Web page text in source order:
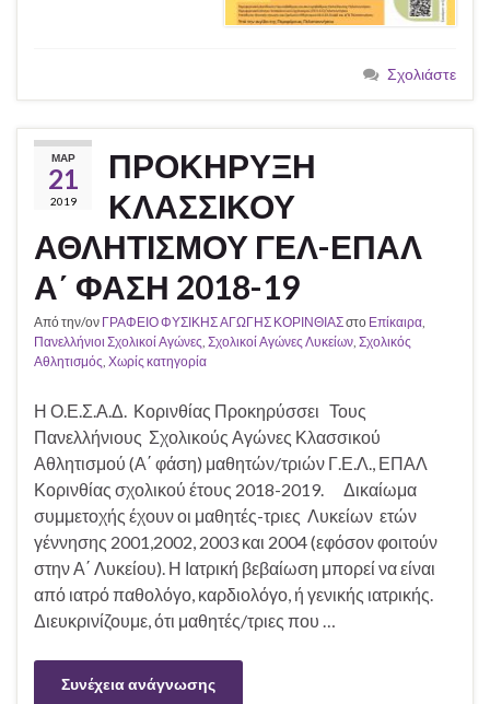
Σχολιάστε
ΜΑΡ
21
2019
ΠΡΟΚΗΡΥΞΗ
ΚΛΑΣΣΙΚΟΥ
ΑΘΛΗΤΙΣΜΟΥ ΓΕΛ-ΕΠΑΛ
Α΄ ΦΑΣΗ 2018-19
Από την/ον ΓΡΑΦΕΙΟ ΦΥΣΙΚΗΣ ΑΓΩΓΗΣ ΚΟΡΙΝΘΙΑΣστο Επίκαιρα
Πανελλήνιοι Σχολικοί Αγώνες Σχολικοί Αγώνες Λυκείων Σχολικός
Αθλητισμός Χωρίς κατηγορία
Η Ο.Ε.Σ.Α.Δ. Κορινθίας Προκηρύσσει Τους
Πανελλήνιους Σχολικούς Αγώνες Κλασσικού
Αθλητισμού (Α΄ φάση) μαθητών/τριών Γ.Ε.Λ., ΕΠΑΛ
Κορινθίας σχολικού έτους 2018-2019. Δικαίωμα
συμμετοχής έχουν οι μαθητές-τριες Λυκείων ετών
γέννησης 2001,2002, 2003 και 2004 (εφόσον φοιτούν
στην Α΄ Λυκείου). Η Ιατρική βεβαίωση μπορεί να είναι
από ιατρό παθολόγο, καρδιολόγο, ή γενικής ιατρικής.
Διευκρινίζουμε, ότι μαθητές/τριες που …
Συνέχεια ανάγνωσης